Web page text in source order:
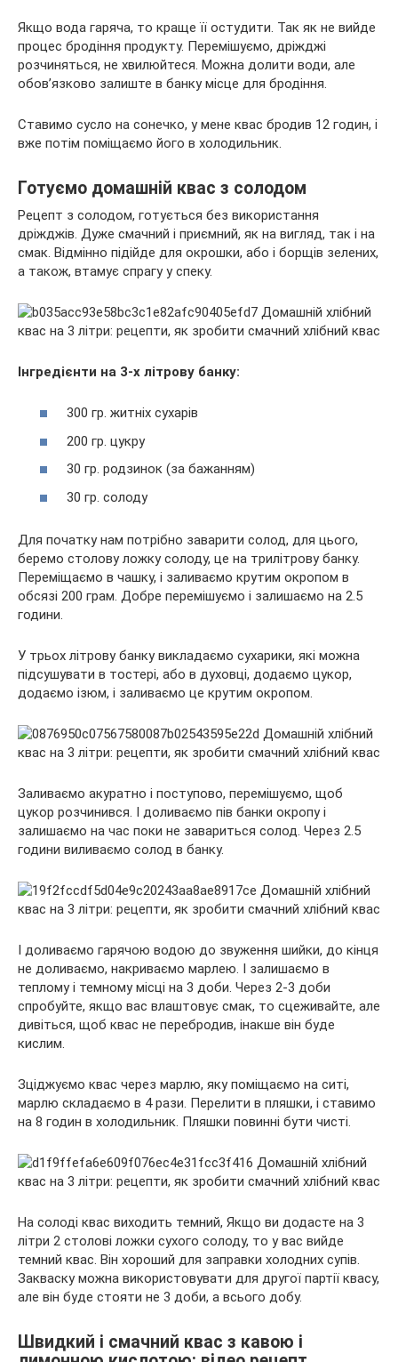
Якщо вода гаряча, то краще її остудити. Так як не вийде
процес бродіння продукту. Перемішуємо, дріжджі
розчиняться, не хвилюйтеся. Можна долити води, але
обов’язково залиште в банку місце для бродіння.
Ставимо сусло на сонечко, у мене квас бродив 12 годин, і
вже потім поміщаємо його в холодильник.
Готуємо домашній квас з солодом
Рецепт з солодом, готується без використання
дріжджів. Дуже смачний і приємний, як на вигляд, так і на
смак. Відмінно підійде для окрошки, або і борщів зелених,
а також, втамує спрагу у спеку.
Інгредієнти на 3-х літрову банку:
300 гр. житніх сухарів
200 гр. цукру
30 гр. родзинок (за бажанням)
30 гр. солоду
Для початку нам потрібно заварити солод, для цього,
беремо столову ложку солоду, це на трилітрову банку.
Переміщаємо в чашку, і заливаємо крутим окропом в
обсязі 200 грам. Добре перемішуємо і залишаємо на 2.5
години.
У трьох літрову банку викладаємо сухарики, які можна
підсушувати в тостері, або в духовці, додаємо цукор,
додаємо ізюм, і заливаємо це крутим окропом.
Заливаємо акуратно і поступово, перемішуємо, щоб
цукор розчинився. І доливаємо пів банки окропу і
залишаємо на час поки не завариться солод. Через 2.5
години виливаємо солод в банку.
І доливаємо гарячою водою до звуження шийки, до кінця
не доливаємо, накриваємо марлею. І залишаємо в
теплому і темному місці на 3 доби. Через 2-3 доби
спробуйте, якщо вас влаштовує смак, то сцеживайте, але
дивіться, щоб квас не перебродив, інакше він буде
кислим.
Зціджуємо квас через марлю, яку поміщаємо на ситі,
марлю складаємо в 4 рази. Перелити в пляшки, і ставимо
на 8 годин в холодильник. Пляшки повинні бути чисті.
На солоді квас виходить темний, Якщо ви додасте на 3
літри 2 столові ложки сухого солоду, то у вас вийде
темний квас. Він хороший для заправки холодних супів.
Закваску можна використовувати для другої партії квасу,
але він буде стояти не 3 доби, а всього добу.
Швидкий і смачний квас з кавою і